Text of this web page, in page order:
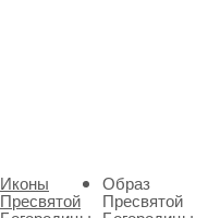
Иконы
Пресвятой
Образ
Пресвятой